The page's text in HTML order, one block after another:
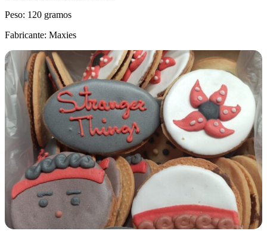
Peso: 120 gramos
Fabricante: Maxies